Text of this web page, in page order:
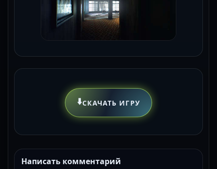
⬇️СКАЧАТЬ ИГРУ
Написать комментарий